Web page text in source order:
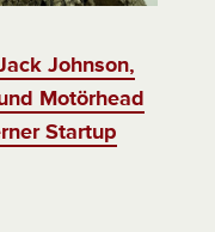
Johnson,
Motörhead
Startup